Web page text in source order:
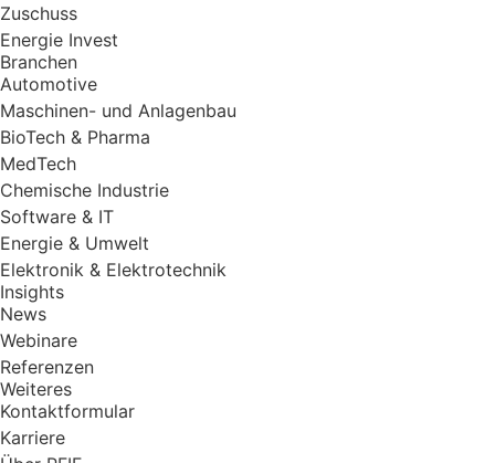
Zuschuss
Energie Invest
Branchen
Automotive
Maschinen- und Anlagenbau
BioTech & Pharma
MedTech
Chemische Industrie
Software & IT
Energie & Umwelt
Elektronik & Elektrotechnik
Insights
News
Webinare
Referenzen
Weiteres
Kontaktformular
Karriere